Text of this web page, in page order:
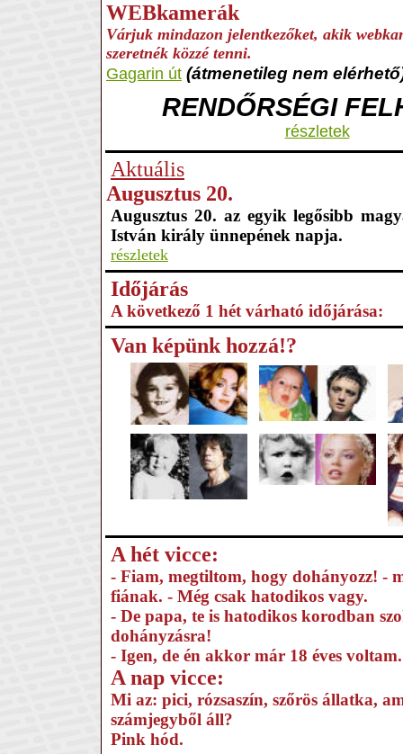
WEBkamerák
Várjuk mindazon jelentkezőket, akik
szeretnék közzé tenni.
Gagarin út (átmenetileg nem
RENDŐRSÉGI
részletek
Aktuális
Augusztus 20.
Augusztus 20. az egyik legősibb
István király ünnepének napja.
részletek
Időjárás
A következő 1 hét várható időjárása:
Van képünk hozzá!?
A hét vicce:
- Fiam, megtiltom, hogy dohányozz! -
fiának. - Még csak hatodikos vagy.
- De papa, te is hatodikos korodban
dohányzásra!
- Igen, de én akkor már 18 éves voltam.
A nap vicce:
Mi az: pici, rózsaszín, szőrös állatka,
számjegyből áll?
Pink hód.